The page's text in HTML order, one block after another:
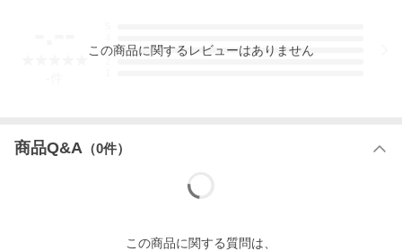
3
この商品に関するレビューはありません
商品Q&A （0件）
この商品に関する質問は、